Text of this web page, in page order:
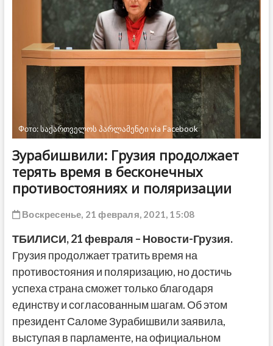
Фото: საქართველოს პარლამენტი via Facebook
Зурабишвили: Грузия продолжает
терять время в бесконечных
противостояниях и поляризации
Воскресенье, 21 февраля, 2021, 15:08
ТБИЛИСИ, 21 февраля – Новости-Грузия.
Грузия продолжает тратить время на
противостояния и поляризацию, но достичь
успеха страна сможет только благодаря
единству и согласованным шагам. Об этом
президент Саломе Зурабишвили заявила,
выступая в парламенте, на официальном